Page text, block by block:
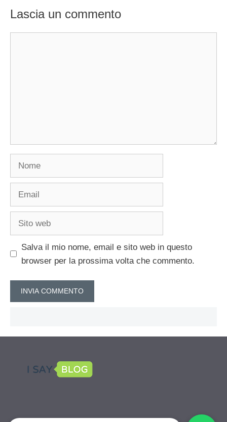
Lascia un commento
Nome
Email
Sito
Salva il mio nome, email e sito web in questo
browser per la prossima volta che commento.